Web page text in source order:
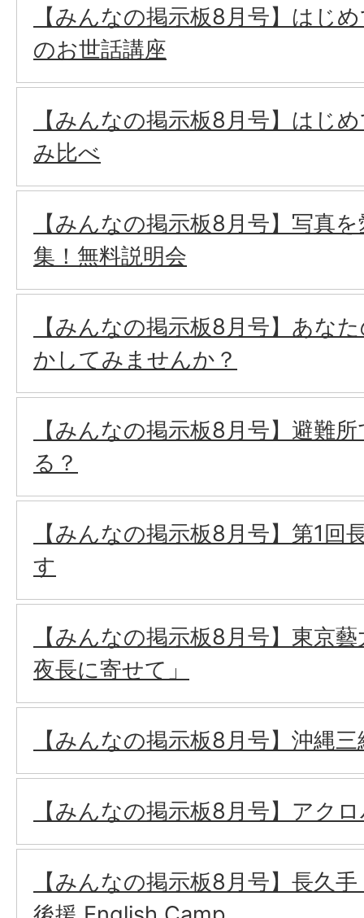
【みんなの掲示板8月号】はじ
のお世話講座
【みんなの掲示板8月号】はじ
み比べ
【みんなの掲示板8月号】写真
集！無料説明会
【みんなの掲示板8月号】あな
かしてみませんか？
【みんなの掲示板8月号】避難
る？
【みんなの掲示板8月号】第1回
す
【みんなの掲示板8月号】東京
夜長に寄せて」
【みんなの掲示板8月号】沖縄
【みんなの掲示板8月号】アク
【みんなの掲示板8月号】長久